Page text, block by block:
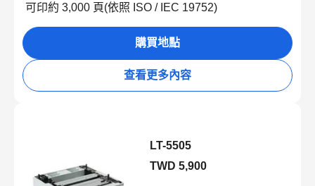
可印約 3,000 頁(依照 ISO / IEC 19752)
購買地點
查看更多內容
LT-5505
TWD 5,900